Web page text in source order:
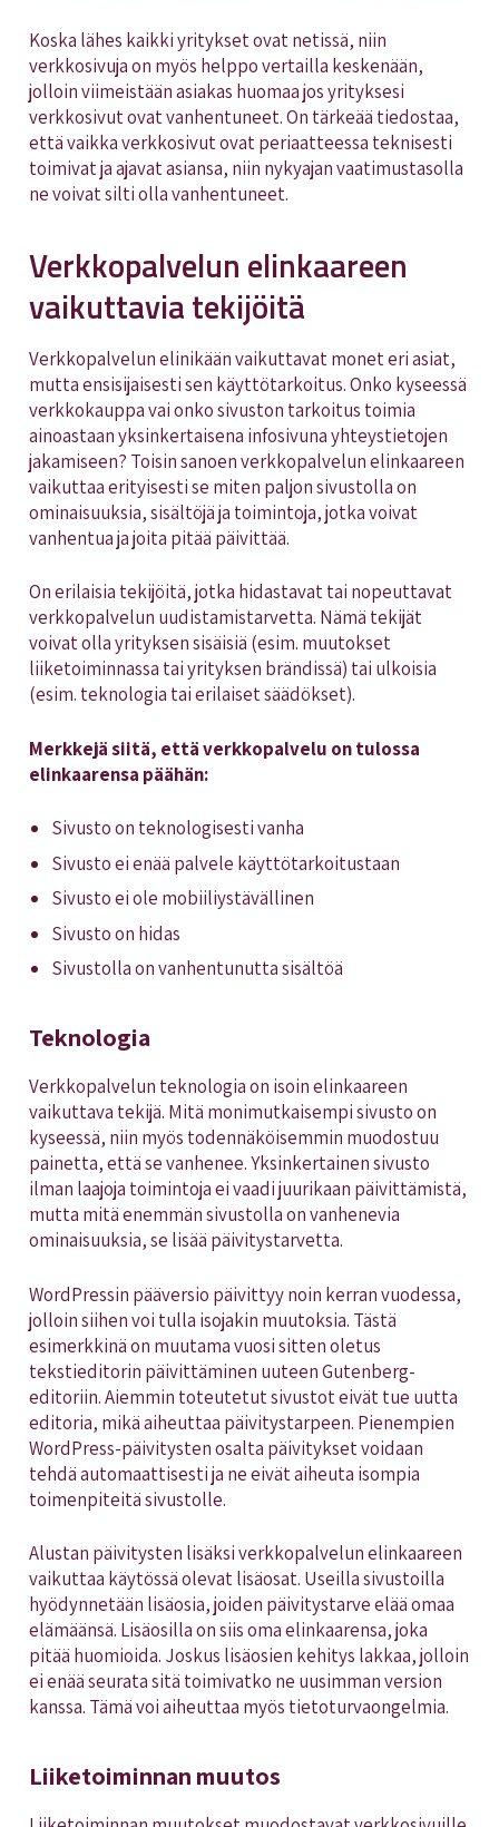
Koska lähes kaikki yritykset ovat netissä, niin
verkkosivuja on myös helppo vertailla keskenään,
jolloin viimeistään asiakas huomaa jos yrityksesi
verkkosivut ovat vanhentuneet. On tärkeää tiedostaa,
että vaikka verkkosivut ovat periaatteessa teknisesti
toimivat ja ajavat asiansa, niin nykyajan vaatimustasolla
ne voivat silti olla vanhentuneet.
Verkkopalvelun elinkaareen
vaikuttavia tekijöitä
Verkkopalvelun elinikään vaikuttavat monet eri asiat,
mutta ensisijaisesti sen käyttötarkoitus. Onko kyseessä
verkkokauppa vai onko sivuston tarkoitus toimia
ainoastaan yksinkertaisena infosivuna yhteystietojen
jakamiseen? Toisin sanoen verkkopalvelun elinkaareen
vaikuttaa erityisesti se miten paljon sivustolla on
ominaisuuksia, sisältöjä ja toimintoja, jotka voivat
vanhentua ja joita pitää päivittää.
On erilaisia tekijöitä, jotka hidastavat tai nopeuttavat
verkkopalvelun uudistamistarvetta. Nämä tekijät
voivat olla yrityksen sisäisiä (esim. muutokset
liiketoiminnassa tai yrityksen brändissä) tai ulkoisia
(esim. teknologia tai erilaiset säädökset).
Merkkejä siitä, että verkkopalvelu on tulossa
elinkaarensa päähän:
Sivusto on teknologisesti vanha
Sivusto ei enää palvele käyttötarkoitustaan
​​Sivusto ei ole mobiiliystävällinen
Sivusto on hidas
Sivustolla on vanhentunutta sisältöä
Teknologia
Verkkopalvelun teknologia on isoin elinkaareen
vaikuttava tekijä. Mitä monimutkaisempi sivusto on
kyseessä, niin myös todennäköisemmin muodostuu
painetta, että se vanhenee. Yksinkertainen sivusto
ilman laajoja toimintoja ei vaadi juurikaan päivittämistä,
mutta mitä enemmän sivustolla on vanhenevia
ominaisuuksia, se lisää päivitystarvetta.
WordPressin pääversio päivittyy noin kerran vuodessa,
jolloin siihen voi tulla isojakin muutoksia. Tästä
esimerkkinä on muutama vuosi sitten oletus
tekstieditorin päivittäminen uuteen Gutenberg-
editoriin. Aiemmin toteutetut sivustot eivät tue uutta
editoria, mikä aiheuttaa päivitystarpeen. Pienempien
WordPress-päivitysten osalta päivitykset voidaan
tehdä automaattisesti ja ne eivät aiheuta isompia
toimenpiteitä sivustolle.
Alustan päivitysten lisäksi verkkopalvelun elinkaareen
vaikuttaa käytössä olevat lisäosat. Useilla sivustoilla
hyödynnetään lisäosia, joiden päivitystarve elää omaa
elämäänsä. Lisäosilla on siis oma elinkaarensa, joka
pitää huomioida. Joskus lisäosien kehitys lakkaa, jolloin
ei enää seurata sitä toimivatko ne uusimman version
kanssa. Tämä voi aiheuttaa myös tietoturvaongelmia.
Liiketoiminnan muutos